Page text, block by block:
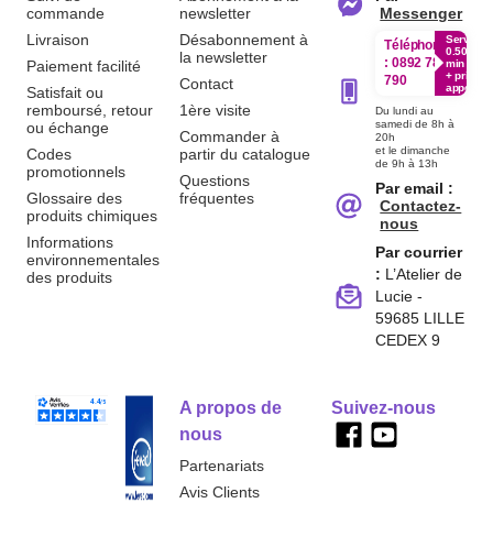
commande
Livraison
Paiement facilité
Satisfait ou
remboursé, retour
ou échange
Codes
promotionnels
Glossaire des
produits chimiques
Informations
environnementales
des produits
newsletter
Désabonnement à
la newsletter
Contact
1ère visite
Commander à
partir du catalogue
Questions
fréquentes
A propos de
nous
Partenariats
Avis Clients
Messenger
Téléphone
: 0892 780
790
Service
0.50€ /
min
+ prix
appel
Du lundi au
samedi de 8h à
20h
et le dimanche
de 9h à 13h
Par email :
Contactez-
nous
Par courrier
: L’Atelier de
Lucie -
59685 LILLE
CEDEX 9
Suivez-nous